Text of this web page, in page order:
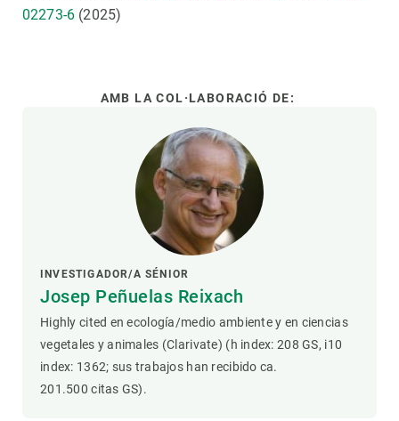
02273-6 (2025)
AMB LA COL·LABORACIÓ DE:
INVESTIGADOR/A SÉNIOR
Josep Peñuelas Reixach
Highly cited en ecología/medio ambiente y en ciencias
vegetales y animales (Clarivate) (h index: 208 GS, i10
index: 1362; sus trabajos han recibido ca.
201.500 citas GS).